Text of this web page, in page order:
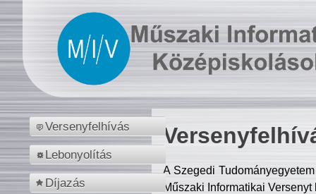
Versenyfelhívás
Lebonyolítás
Díjazás
A Szegedi
Műszaki Informatikai